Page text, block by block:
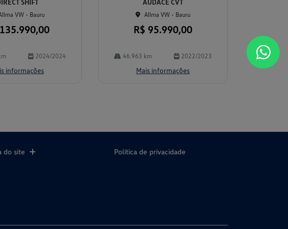
VW - Bauru
2024/2024
informações
Allma VW - Bauru
R$ 95.990,00
46.963 km 2022/2023
Mais informações
do site Política de privacidade